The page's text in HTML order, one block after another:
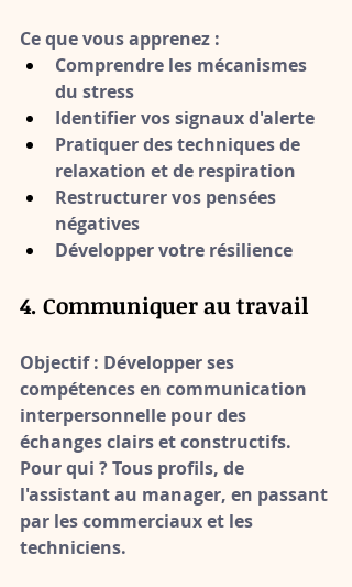
Ce que vous apprenez :
Comprendre les mécanismes
du stress
Identifier vos signaux d'alerte
Pratiquer des techniques de
relaxation et de respiration
Restructurer vos pensées
négatives
Développer votre résilience
4. Communiquer au travail
Objectif : Développer ses
compétences en communication
interpersonnelle pour des
échanges clairs et constructifs.
Pour qui ? Tous profils, de
l'assistant au manager, en passant
par les commerciaux et les
techniciens.